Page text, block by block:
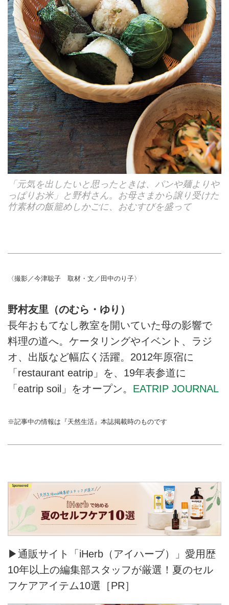
「元気を出したいと思ったときは、パンや麺よりや
っぱりお米」と野村さん。お母さまから譲り受けた
竹素材の飯籠めしかごに、おむすびを盛って
〈撮影／今津聡子 取材・文／田中のり子〉
野村友里（のむら・ゆり）
長年おもてなし教室を開いていた母の影響で
料理の道へ。ケータリングやイベント、ラジ
オ、出版など幅広く活躍。2012年原宿に
「restaurant eatrip」を、19年表参道に
「eatrip soil」をオープン。 EATRIP JOURNAL
※記事中の情報は『天然生活』本誌掲載時のものです
▶通販サイト「iHerb（アイハーブ）」愛用歴
10年以上の編集部スタッフが厳選！夏のセル
フケアアイテム10選［PR］